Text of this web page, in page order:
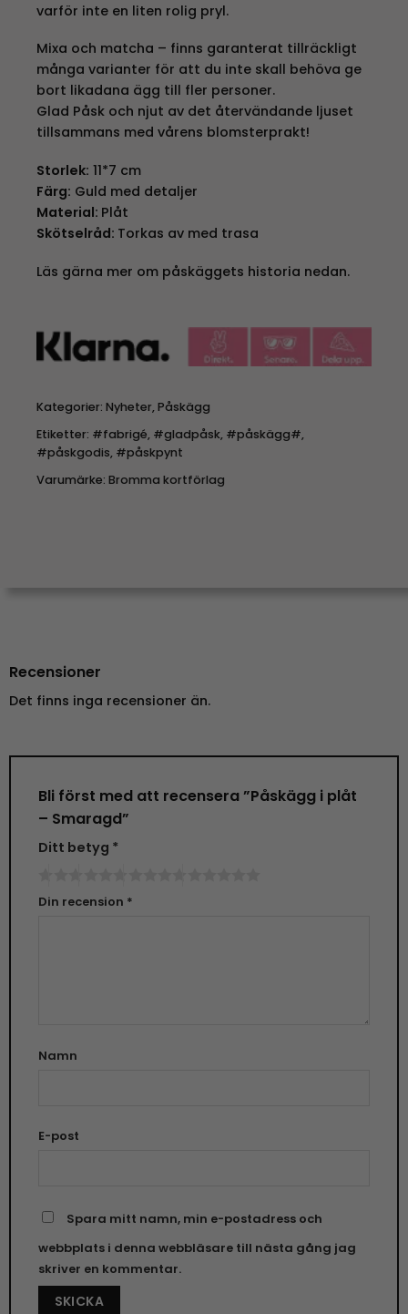
varför inte en liten rolig pryl.
Mixa och matcha – finns garanterat tillräckligt
många varianter för att du inte skall behöva ge
bort likadana ägg till fler personer.
Glad Påsk och njut av det återvändande ljuset
tillsammans med vårens blomsterprakt!
Storlek: 11*7 cm
Färg: Guld med detaljer
Material: Plåt
Skötselråd: Torkas av med trasa
Läs gärna mer om påskäggets historia nedan.
Kategorier: Nyheter,Påskägg
Etiketter: #fabrigé, #gladpåsk, #påskägg#,
#påskgodis, #påskpynt
Varumärke: Bromma kortförlag
Recensioner
Det finns inga recensioner än.
Bli först med att recensera ”Påskägg i plåt
– Smaragd”
Ditt betyg *
Din recension *
Namn
E-post
Spara mitt namn, min e-postadress och
webbplats i denna webbläsare till nästa gång jag
skriver en kommentar.